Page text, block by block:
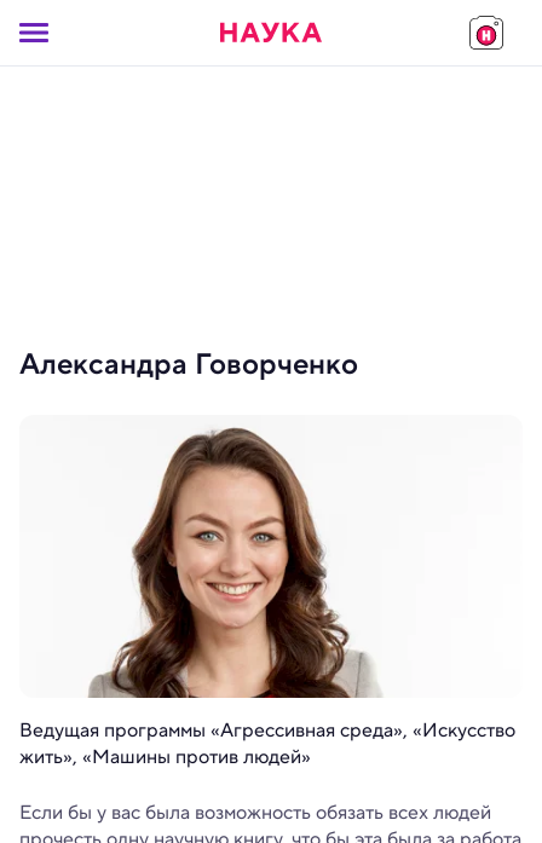
Александра Говорченко
Ведущая программы «Агрессивная среда», «Искусство
жить», «Машины против людей»
Если бы у вас была возможность обязать всех людей